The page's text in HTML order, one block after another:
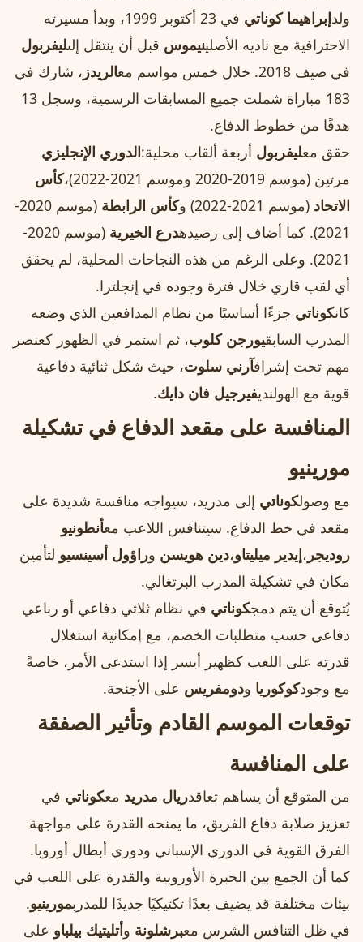
ولدإبراهيما كوناتي
في 23 أكتوبر 1999، وبدأ مسيرته
الاحترافية مع ناديه الأصلينيموس قبل أن ينتقل إلىليفربول
في صيف 2018. خلال خمس مواسم مع
الريدز ، شارك في
183 مباراة شملت جميع المسابقات الرسمية، وسجل 13
هدفًا من خطوط الدفاع.
حقق معليفربول أربعة ألقاب محلية:الدوري الإنجليزي
مرتين (موسم 2019-2020 وموسم 2021-2022)،
كأس
الاتحاد (موسم 2021-2022) و كأس الرابطة
(موسم 2020-
2021). كما أضاف إلى رصيده
درع الخيرية
(موسم 2020-
2021). وعلى الرغم من هذه النجاحات المحلية، لم يحقق
أي لقب قاري خلال فترة وجوده في إنجلترا.
كانكوناتي جزءًا أساسيًا من نظام المدافعين الذي وضعه
المدرب السابقيورجن كلوب، ثم استمر في الظهور كعنصر
مهم تحت إشرافآرني سلوت، حيث شكل ثنائية دفاعية
قوية مع الهولنديفيرجيل فان دايك.
المنافسة على مقعد الدفاع في تشكيلة
مورينيو
مع وصولكوناتي إلى مدريد، سيواجه منافسة شديدة على
مقعد في خط الدفاع. سيتنافس اللاعب معأنطونيو
روديجر ،إيدير ميليتاو،دين هويسن وراؤول أسينسيو لتأمين
مكان في تشكيلة المدرب البرتغالي.
يُتوقع أن يتم دمجكوناتي في نظام ثلاثي دفاعي أو رباعي
دفاعي حسب متطلبات الخصم، مع إمكانية استغلال
قدرته على اللعب كظهير أيسر إذا استدعى الأمر، خاصةً
مع وجودكوكوريا ودومفريس على الأجنحة.
توقعات الموسم القادم وتأثير الصفقة
على المنافسة
من المتوقع أن يساهم تعاقدريال مدريد معكوناتي في
تعزيز صلابة دفاع الفريق، ما يمنحه القدرة على مواجهة
الفرق القوية في الدوري الإسباني ودوري أبطال أوروبا.
كما أن الجمع بين الخبرة الأوروبية والقدرة على اللعب في
بيئات مختلفة قد يضيف بعدًا تكتيكيًا جديدًا للمدربمورينيو.
في ظل التنافس الشرس معبرشلونة وأتليتيك بيلباو على